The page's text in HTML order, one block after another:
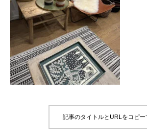
記事のタイトルとURLをコピー